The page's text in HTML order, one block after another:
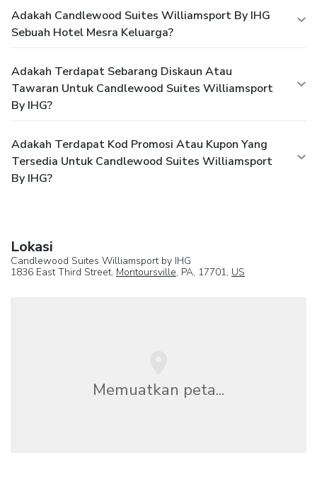
Adakah Candlewood Suites Williamsport By IHG
Sebuah Hotel Mesra Keluarga?
Adakah Terdapat Sebarang Diskaun Atau
Tawaran Untuk Candlewood Suites Williamsport
By IHG?
Adakah Terdapat Kod Promosi Atau Kupon Yang
Tersedia Untuk Candlewood Suites Williamsport
By IHG?
Lokasi
Candlewood Suites Williamsport by IHG
1836 East Third Street, Montoursville, PA, 17701, US
Memuatkan peta...